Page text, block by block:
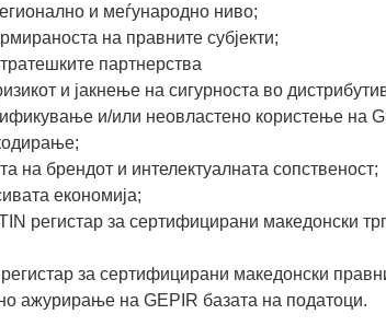
и меѓународно ниво;
на правните субјекти;
партнерства
и јакнење на сигурноста во
и/или неовластено користење на
на брендот и интелектуалната сопственост;
економија;
регистар за сертифицирани македонски
за сертифицирани македонски
ажурирање на GEPIR базата на податоци.